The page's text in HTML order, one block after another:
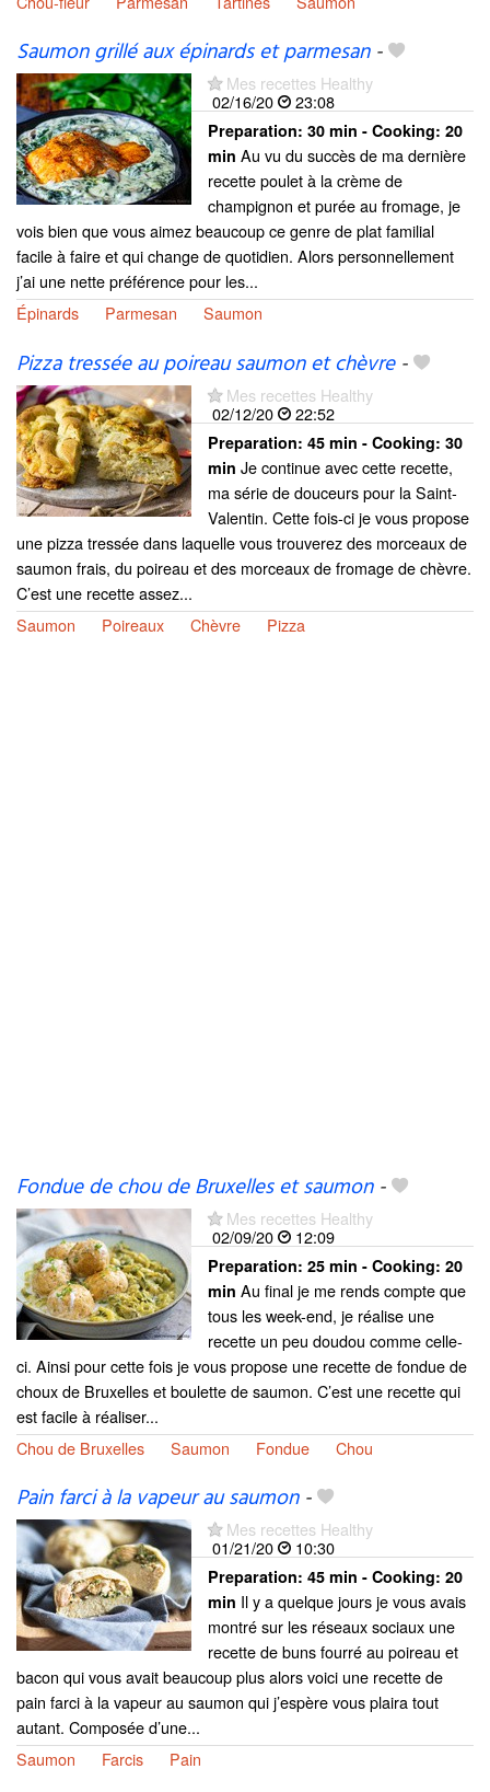
Saumon grillé aux épinards et parmesan-
Mes recettes Healthy
02/16/20
23:08
Preparation: 30 min - Cooking: 20
min Au vu du succès de ma dernière
recette poulet à la crème de
champignon et purée au fromage, je
vois bien que vous aimez beaucoup ce genre de plat familial
facile à faire et qui change de quotidien. Alors personnellement
j’ai une nette préférence pour les...
Épinards
Parmesan Saumon
Pizza tressée au poireau saumon et chèvre-
Mes recettes Healthy
02/12/20
22:52
Preparation: 45 min - Cooking: 30
min Je continue avec cette recette,
ma série de douceurs pour la Saint-
Valentin. Cette fois-ci je vous propose
une pizza tressée dans laquelle vous trouverez des morceaux de
saumon frais, du poireau et des morceaux de fromage de chèvre.
C’est une recette assez...
Saumon
Poireaux Chèvre Pizza
Fondue de chou de Bruxelles et saumon-
Mes recettes Healthy
02/09/20
12:09
Preparation: 25 min - Cooking: 20
min Au final je me rends compte que
tous les week-end, je réalise une
recette un peu doudou comme celle-
ci. Ainsi pour cette fois je vous propose une recette de fondue de
choux de Bruxelles et boulette de saumon. C’est une recette qui
est facile à réaliser...
Chou de Bruxelles
Saumon Fondue Chou
Pain farci à la vapeur au saumon-
Mes recettes Healthy
01/21/20
10:30
Preparation: 45 min - Cooking: 20
min Il y a quelque jours je vous avais
montré sur les réseaux sociaux une
recette de buns fourré au poireau et
bacon qui vous avait beaucoup plus alors voici une recette de
pain farci à la vapeur au saumon qui j’espère vous plaira tout
autant. Composée d’une...
Saumon
Farcis Pain